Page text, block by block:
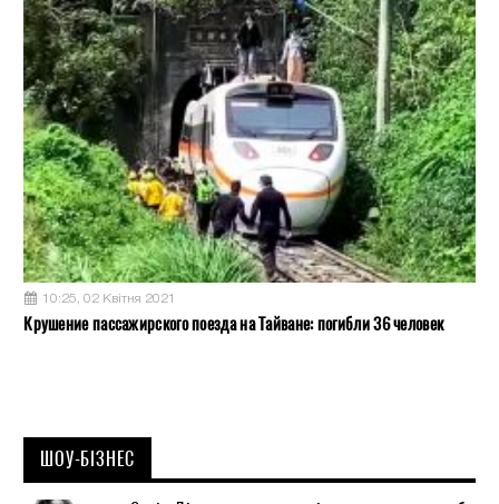
10:25, 02 Квітня 2021
Крушение пассажирского поезда на Тайване: погибли 36 человек
ШОУ-БІЗНЕС